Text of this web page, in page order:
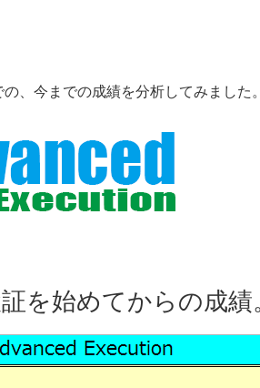
の、今までの成績を分析してみました
を始めてからの成績